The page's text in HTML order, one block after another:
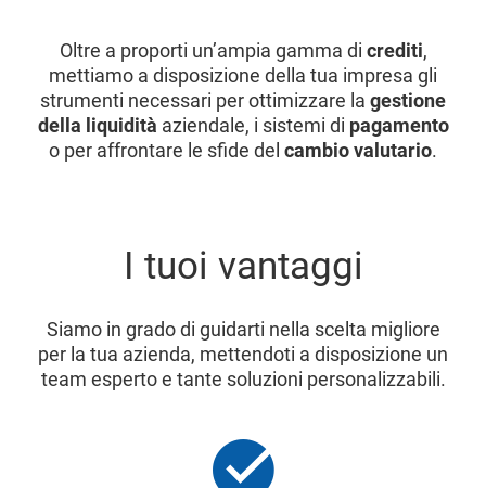
Oltre a proporti un’ampia gamma di crediti,
mettiamo a disposizione della tua impresa gli
strumenti necessari per ottimizzare la gestione
della liquidità aziendale, i sistemi di pagamento
o per affrontare le sfide del cambio valutario.
I tuoi vantaggi
Siamo in grado di guidarti nella scelta migliore
per la tua azienda, mettendoti a disposizione un
team esperto e tante soluzioni personalizzabili.